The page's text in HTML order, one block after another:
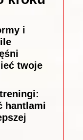
i
twoje
hantlami